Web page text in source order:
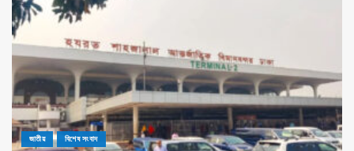
জাতীয় বিশেষ সংবাদ